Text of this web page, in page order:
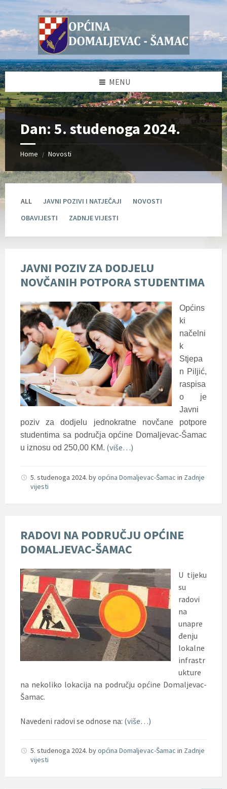
Skip
to
Skip
to
sidebar
Skip
to
sidebar
Skip
to
MENU
Dan: 5. studenoga 2024.
Home / Novosti
ALL JAVNI POZIVI I NATJEČAJI
NOVOSTI
OBAVIJESTI
ZADNJE VIJESTI
JAVNI POZIV ZA DODJELU
NOVČANIH POTPORA STUDENTIMA
Općins
ki
načelni
k
Stjepa
n Piljić,
raspisa
o je
Javni
poziv za dodjelu jednokratne novčane potpore
studentima sa područja općine Domaljevac-Šamac
u iznosu od 250,00 KM. (više…)
5. studenoga 2024. byopćina Domaljevac-Šamac in Zadnje
vijesti
RADOVI NA PODRUČJU OPĆINE
DOMALJEVAC-ŠAMAC
U tijeku
su
radovi
na
unapre
đenju
lokalne
infrastr
ukture
na nekoliko lokacija na području općine Domaljevac-
Šamac.
Navedeni radovi se odnose na: (više…)
5. studenoga 2024. byopćina Domaljevac-Šamac in Zadnje
vijesti